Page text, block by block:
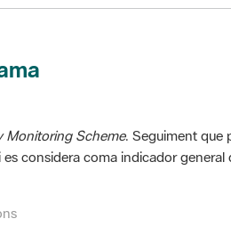
Monitoring Scheme. Seguiment que
considera coma indicador general